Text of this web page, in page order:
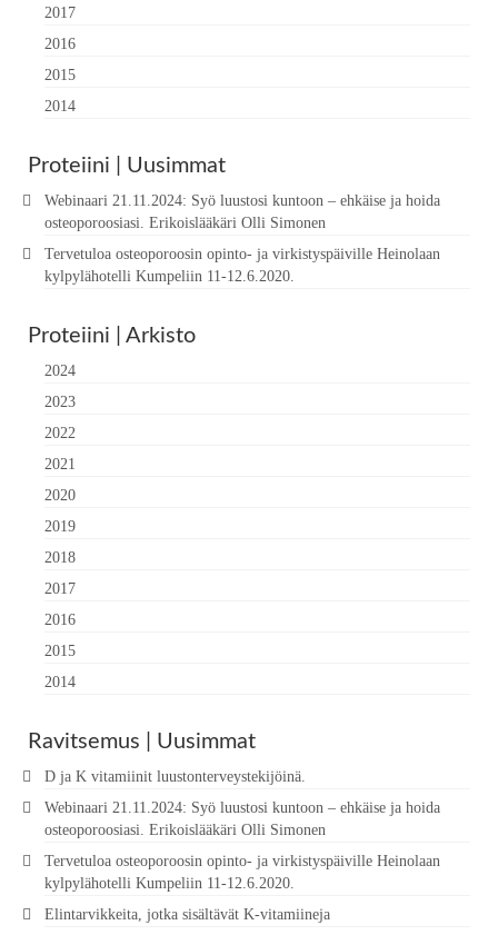
2017
2016
2015
2014
Proteiini | Uusimmat
Webinaari 21.11.2024: Syö luustosi kuntoon – ehkäise ja hoida
osteoporoosiasi. Erikoislääkäri Olli Simonen
Tervetuloa osteoporoosin opinto- ja virkistyspäiville Heinolaan
kylpylähotelli Kumpeliin 11-12.6.2020.
Proteiini | Arkisto
2024
2023
2022
2021
2020
2019
2018
2017
2016
2015
2014
Ravitsemus | Uusimmat
D ja K vitamiinit luustonterveystekijöinä.
Webinaari 21.11.2024: Syö luustosi kuntoon – ehkäise ja hoida
osteoporoosiasi. Erikoislääkäri Olli Simonen
Tervetuloa osteoporoosin opinto- ja virkistyspäiville Heinolaan
kylpylähotelli Kumpeliin 11-12.6.2020.
Elintarvikkeita, jotka sisältävät K-vitamiineja